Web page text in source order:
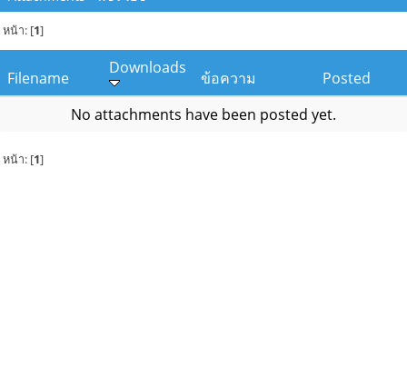
หน้า: [1]
Filename
Downloads
ข้อความ
Posted
No attachments have been posted yet.
หน้า: [1]